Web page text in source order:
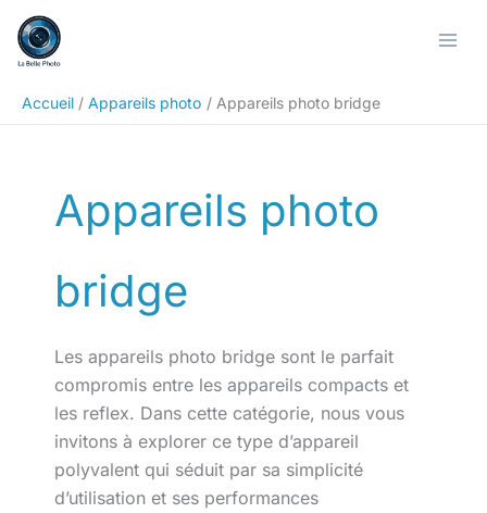
contenu
Accueil
Appareils photo Appareils photo bridge
Appareils photo
bridge
Les appareils photo bridge sont le parfait
compromis entre les appareils compacts et
les reflex. Dans cette catégorie, nous vous
invitons à explorer ce type d’appareil
polyvalent qui séduit par sa simplicité
d’utilisation et ses performances
Rechercher